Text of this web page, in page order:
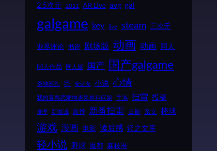
2.5次元 2011 AR Live avg gal
galgame key live steam 三次元
业界评论 书评 剧场版 动画 动画 同人
同人作品 同人展 国产 国产galgame
圣地巡礼 宅 安达充 小说 心情
我的青春恋爱物语果然有问题 手游 扫雷 投稿
推理 新海诚 新番 新番扫雷 日剧 杂文 棒球
游戏 漫画 电影 读后感 轻之文库
轻小说 野球 魔都 麻枝准